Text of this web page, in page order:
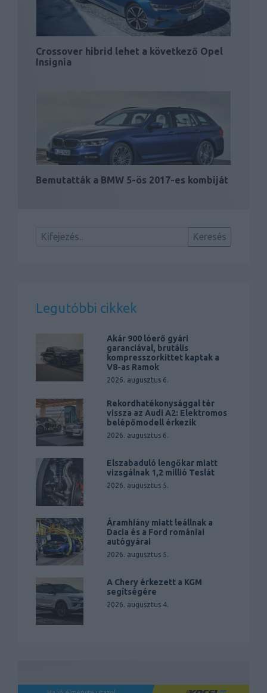
Crossover hibrid lehet a következő Opel
Insignia
Bemutatták a BMW 5-ös 2017-es kombiját
Legutóbbi cikkek
Akár 900 lóerő gyári
garanciával, brutális
kompresszorkittet kaptak a
V8-as Ramok
2026. augusztus 6.
Rekordhatékonysággal tér
vissza az Audi A2: Elektromos
belépőmodell érkezik
2026. augusztus 6.
Elszabaduló lengőkar miatt
vizsgálnak 1,2 millió Teslát
2026. augusztus 5.
Áramhiány miatt leállnak a
Dacia és a Ford romániai
autógyárai
2026. augusztus 5.
A Chery érkezett a KGM
segítségére
2026. augusztus 4.